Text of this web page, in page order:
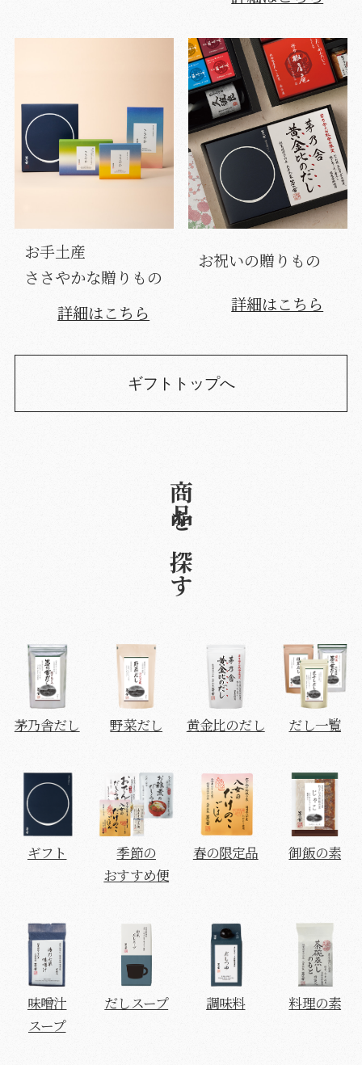
お手土産
ささやかな贈りもの
詳細はこちら
お祝いの贈りもの
詳細はこちら
ギフトトップへ
商品を探す
茅乃舎だし 野菜だし 黄金比のだし だし一覧
ギフト
季節の
おすすめ便
春の限定品 御飯の素
味噌汁
スープ
だしスープ 調味料 料理の素